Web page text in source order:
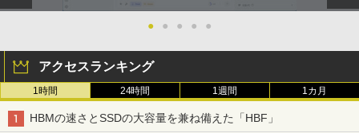
● ● ● ● ●
アクセスランキング
1時間 24時間 1週間 1カ月
HBMの速さとSSDの大容量を兼ね備えた「HBF」